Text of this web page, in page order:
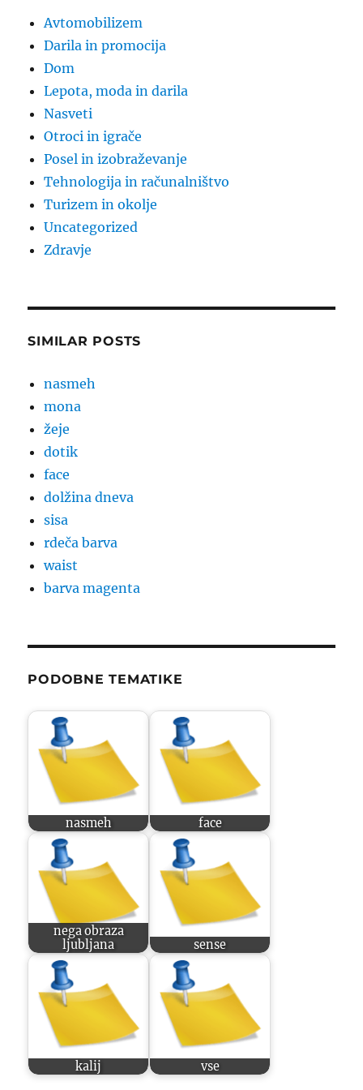
Avtomobilizem
Darila in promocija
Dom
Lepota, moda in darila
Nasveti
Otroci in igrače
Posel in izobraževanje
Tehnologija in računalništvo
Turizem in okolje
Uncategorized
Zdravje
SIMILAR POSTS
nasmeh
mona
žeje
dotik
face
dolžina dneva
sisa
rdeča barva
waist
barva magenta
PODOBNE TEMATIKE
nasmeh face
nega obraza
ljubljana
sense
kalij vse